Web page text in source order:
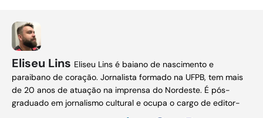
Eliseu Lins Eliseu Lins é baiano de nascimento e
paraibano de coração. Jornalista formado na UFPB, tem mais
de 20 anos de atuação na imprensa do Nordeste. É pós-
graduado em jornalismo cultural e ocupa o cargo de editor-